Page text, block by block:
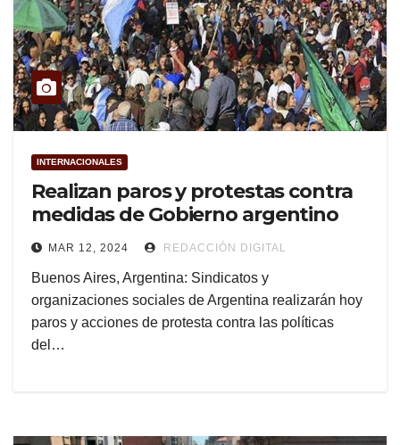
INTERNACIONALES
Realizan paros y protestas contra
medidas de Gobierno argentino
MAR 12, 2024 REDACCIÓN DIGITAL
Buenos Aires, Argentina: Sindicatos y
organizaciones sociales de Argentina realizarán hoy
paros y acciones de protesta contra las políticas
del…